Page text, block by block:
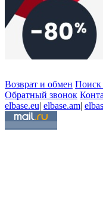
Возврат и обмен Поиск
Обратный звонок
elbase.eu| elbase.am|